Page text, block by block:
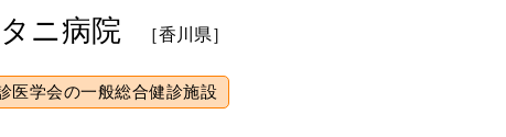
ニ病院 ［香川県］
医学会の一般総合健診施設